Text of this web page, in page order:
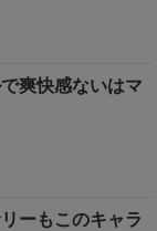
爽快感ないはマ
ーもこのキャラ